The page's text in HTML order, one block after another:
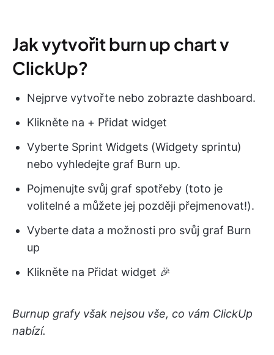
Jak vytvořit burn up chart v
ClickUp?
Nejprve vytvořte nebo zobrazte dashboard.
Klikněte na + Přidat widget
Vyberte Sprint Widgets (Widgety sprintu)
nebo vyhledejte graf Burn up.
Pojmenujte svůj graf spotřeby (toto je
volitelné a můžete jej později přejmenovat!).
Vyberte data a možnosti pro svůj graf Burn
up
Klikněte na Přidat widget 🎉
Burnup grafy však nejsou vše, co vám ClickUp
nabízí.